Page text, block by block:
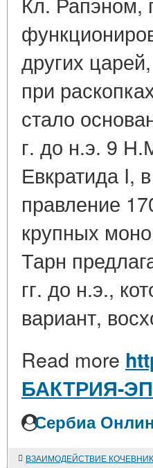
других
при
стало
г. до н.э. 9
Евкратида I,
правление
крупных
Тарн
гг. до н.э.,
вариант,
Read more
БАКТРИЯ-
Сербиа